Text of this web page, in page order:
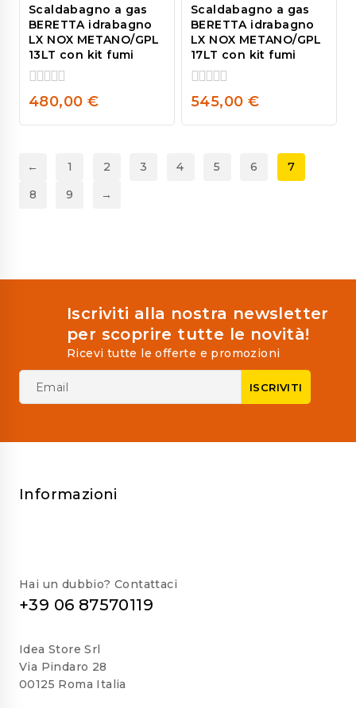
Scaldabagno a gas
BERETTA idrabagno
LX NOX METANO/GPL
13LT con kit fumi
0
of
480,00 €
Scaldabagno a gas
BERETTA idrabagno
LX NOX METANO/GPL
17LT con kit fumi
0
of
545,00 €
← 1 2 3 4 5 6
7
8
9 →
Iscriviti alla nostra newsletter
per scoprire tutte le novità!
Ricevi tutte le offerte e promozioni
Informazioni
Hai un dubbio? Contattaci
+39 06 87570119
Idea Store Srl
Via Pindaro 28
00125 Roma Italia